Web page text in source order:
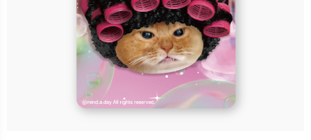
立即購買
更多銷售據點